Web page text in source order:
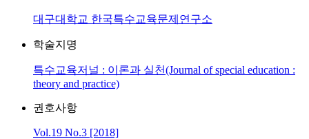
대구대학교 한국특수교육문제연구소
학술지명
특수교육저널 : 이론과 실천(Journal of special education :
theory and practice)
권호사항
Vol.19 No.3 [2018]